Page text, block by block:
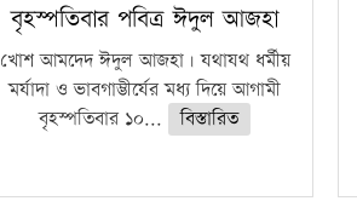
বৃহস্পতিবার পবিত্র ঈদুল আজহা
খোশ আমদেদ ঈদুল আজহা। যথাযথ ধর্মীয়
মর্যাদা ও ভাবগাম্ভীর্যের মধ্য দিয়ে আগামী
বৃহস্পতিবার ১০...
বিস্তারিত